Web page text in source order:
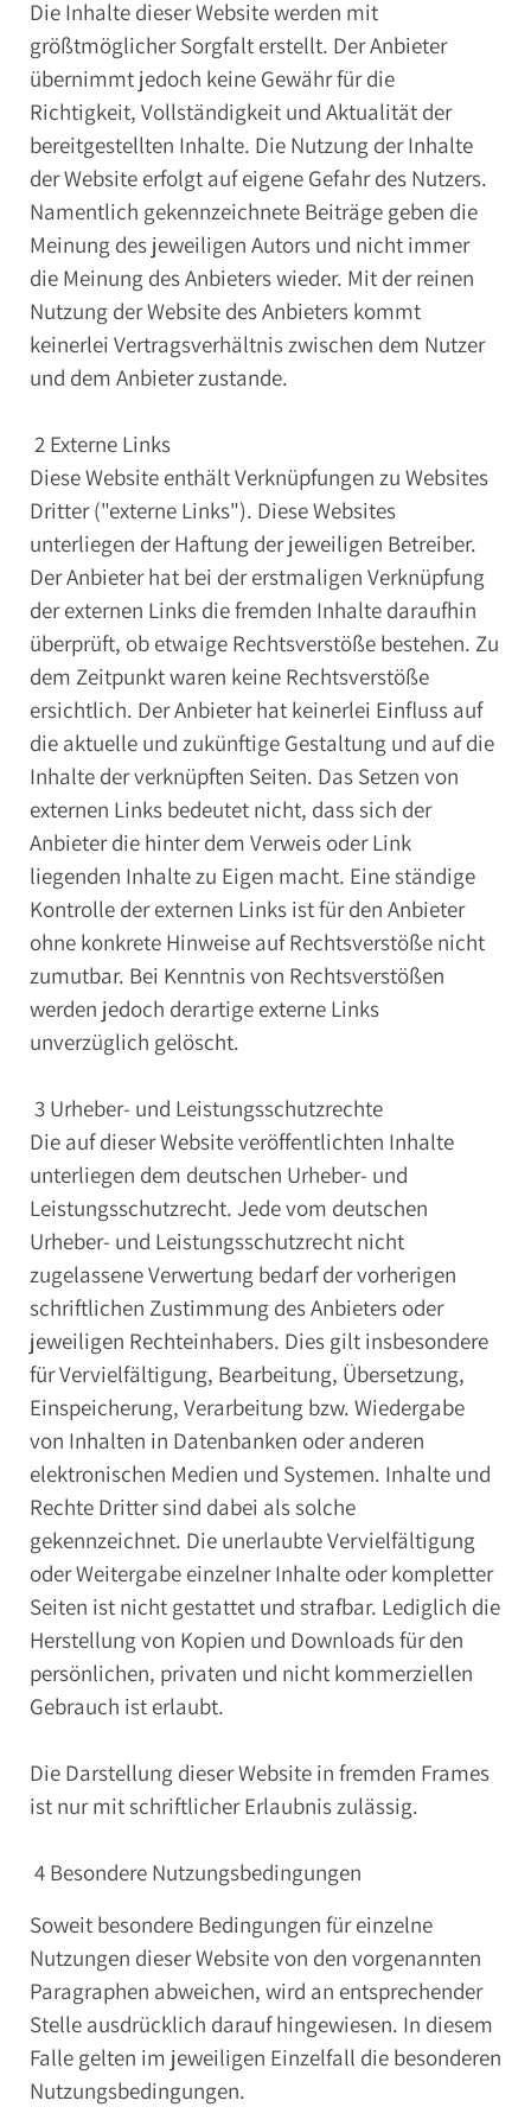
Die Inhalte dieser Website werden mit
größtmöglicher Sorgfalt erstellt. Der Anbieter
übernimmt jedoch keine Gewähr für die
Richtigkeit, Vollständigkeit und Aktualität der
bereitgestellten Inhalte. Die Nutzung der Inhalte
der Website erfolgt auf eigene Gefahr des Nutzers.
Namentlich gekennzeichnete Beiträge geben die
Meinung des jeweiligen Autors und nicht immer
die Meinung des Anbieters wieder. Mit der reinen
Nutzung der Website des Anbieters kommt
keinerlei Vertragsverhältnis zwischen dem Nutzer
und dem Anbieter zustande.
2 Externe Links
Diese Website enthält Verknüpfungen zu Websites
Dritter ("externe Links"). Diese Websites
unterliegen der Haftung der jeweiligen Betreiber.
Der Anbieter hat bei der erstmaligen Verknüpfung
der externen Links die fremden Inhalte daraufhin
überprüft, ob etwaige Rechtsverstöße bestehen. Zu
dem Zeitpunkt waren keine Rechtsverstöße
ersichtlich. Der Anbieter hat keinerlei Einfluss auf
die aktuelle und zukünftige Gestaltung und auf die
Inhalte der verknüpften Seiten. Das Setzen von
externen Links bedeutet nicht, dass sich der
Anbieter die hinter dem Verweis oder Link
liegenden Inhalte zu Eigen macht. Eine ständige
Kontrolle der externen Links ist für den Anbieter
ohne konkrete Hinweise auf Rechtsverstöße nicht
zumutbar. Bei Kenntnis von Rechtsverstößen
werden jedoch derartige externe Links
unverzüglich gelöscht.
3 Urheber- und Leistungsschutzrechte
Die auf dieser Website veröffentlichten Inhalte
unterliegen dem deutschen Urheber- und
Leistungsschutzrecht. Jede vom deutschen
Urheber- und Leistungsschutzrecht nicht
zugelassene Verwertung bedarf der vorherigen
schriftlichen Zustimmung des Anbieters oder
jeweiligen Rechteinhabers. Dies gilt insbesondere
für Vervielfältigung, Bearbeitung, Übersetzung,
Einspeicherung, Verarbeitung bzw. Wiedergabe
von Inhalten in Datenbanken oder anderen
elektronischen Medien und Systemen. Inhalte und
Rechte Dritter sind dabei als solche
gekennzeichnet. Die unerlaubte Vervielfältigung
oder Weitergabe einzelner Inhalte oder kompletter
Seiten ist nicht gestattet und strafbar. Lediglich die
Herstellung von Kopien und Downloads für den
persönlichen, privaten und nicht kommerziellen
Gebrauch ist erlaubt.
Die Darstellung dieser Website in fremden Frames
ist nur mit schriftlicher Erlaubnis zulässig.
4 Besondere Nutzungsbedingungen
Soweit besondere Bedingungen für einzelne
Nutzungen dieser Website von den vorgenannten
Paragraphen abweichen, wird an entsprechender
Stelle ausdrücklich darauf hingewiesen. In diesem
Falle gelten im jeweiligen Einzelfall die besonderen
Nutzungsbedingungen.